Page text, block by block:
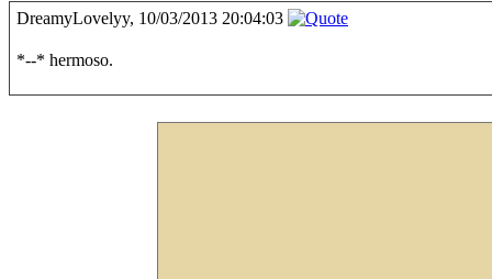
DreamyLovelyy, 10/03/2013 20:04:03
*--* hermoso.